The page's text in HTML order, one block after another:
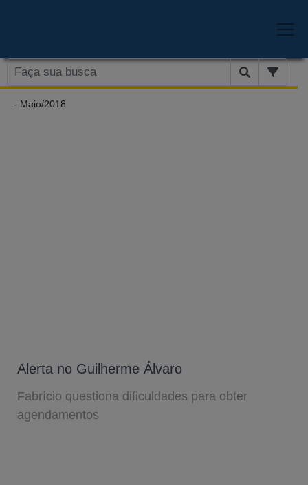
- Maio/2018
Alerta no Guilherme Álvaro
Fabrício questiona dificuldades para obter
agendamentos